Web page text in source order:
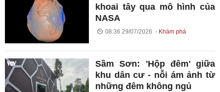
khoai tây qua mô hình của
NASA
08:36 29/07/2026 Khám phá
Sầm Sơn: 'Hộp đêm' giữa
khu dân cư - nỗi ám ảnh từ
những đêm không ngủ